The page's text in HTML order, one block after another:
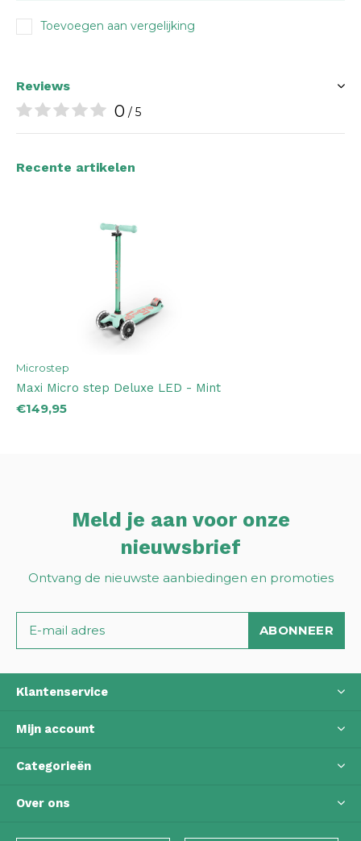
Toevoegen aan vergelijking
Reviews
0 / 5
Recente artikelen
Microstep
Maxi Micro step Deluxe LED - Mint
€149,95
Meld je aan voor onze
nieuwsbrief
Ontvang de nieuwste aanbiedingen en promoties
ABONNEER
Klantenservice
Mijn account
Categorieën
Over ons